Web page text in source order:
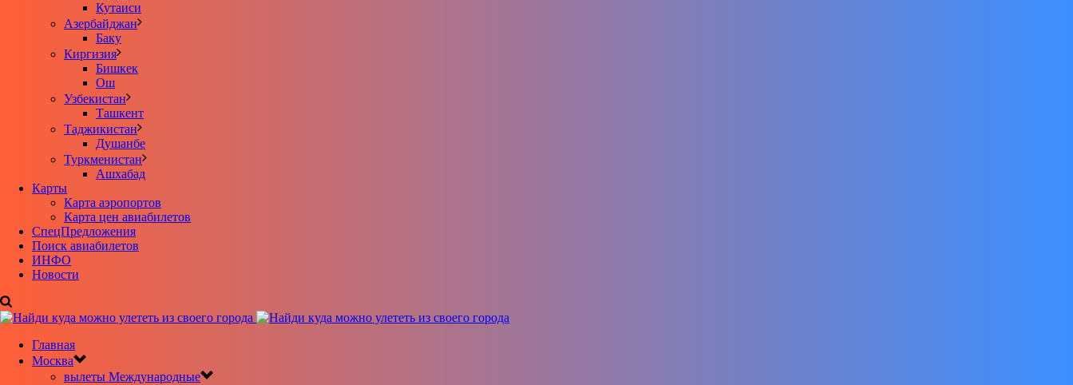
Кутаиси
Азербайджан
Баку
Киргизия
Бишкек
Ош
Узбекистан
Ташкент
Таджикистан
Душанбе
Туркменистан
Ашхабад
Карты
Карта аэропортов
Карта цен авиабилетов
CпецПредложения
Поиск авиабилетов
ИНФО
Новости
Главная
Москва
вылеты Международные